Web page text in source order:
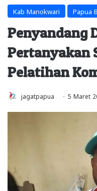
Kab Manokwari Papua
Penyandang
Pertanyakan
Pelatihan
jagatpapua 5 Maret